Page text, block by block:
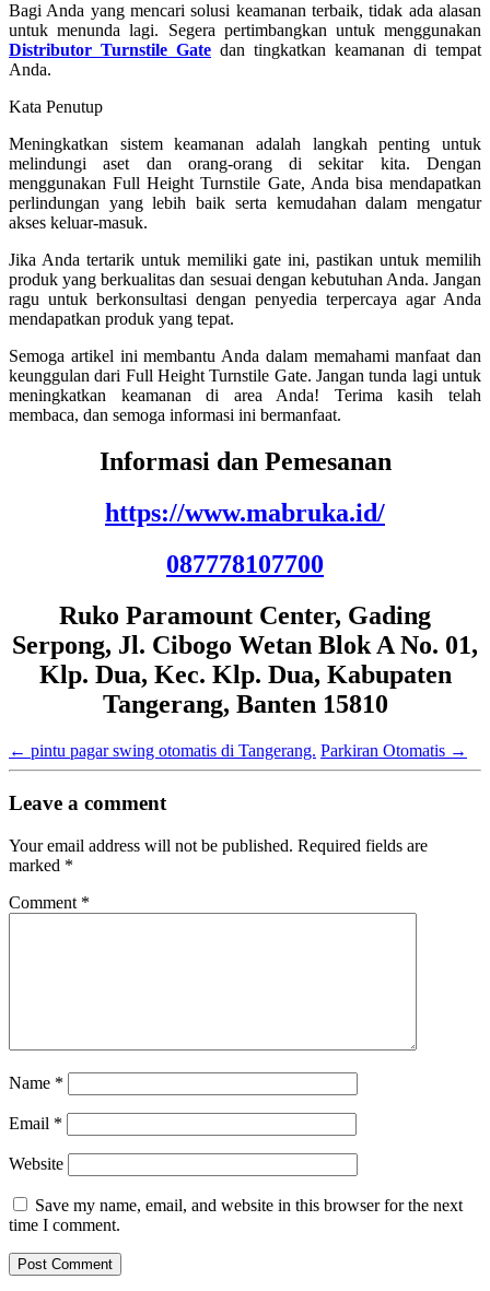
Bagi Anda yang mencari solusi keamanan terbaik, tidak ada alasan
untuk menunda lagi. Segera pertimbangkan untuk menggunakan
Distributor Turnstile Gate dan tingkatkan keamanan di tempat
Anda.
Kata Penutup
Meningkatkan sistem keamanan adalah langkah penting untuk
melindungi aset dan orang-orang di sekitar kita. Dengan
menggunakan Full Height Turnstile Gate, Anda bisa mendapatkan
perlindungan yang lebih baik serta kemudahan dalam mengatur
akses keluar-masuk.
Jika Anda tertarik untuk memiliki gate ini, pastikan untuk memilih
produk yang berkualitas dan sesuai dengan kebutuhan Anda. Jangan
ragu untuk berkonsultasi dengan penyedia terpercaya agar Anda
mendapatkan produk yang tepat.
Semoga artikel ini membantu Anda dalam memahami manfaat dan
keunggulan dari Full Height Turnstile Gate. Jangan tunda lagi untuk
meningkatkan keamanan di area Anda! Terima kasih telah
membaca, dan semoga informasi ini bermanfaat.
Informasi dan Pemesanan
https://www.mabruka.id/
087778107700
Ruko Paramount Center, Gading
Serpong, Jl. Cibogo Wetan Blok A No. 01,
Klp. Dua, Kec. Klp. Dua, Kabupaten
Tangerang, Banten 15810
← pintu pagar swing otomatis di Tangerang. Parkiran Otomatis →
Leave a comment
Your email address will not be published. Required fields are
marked *
Comment *
Name *
Email *
Website
Save my name, email, and website in this browser for the next
time I comment.